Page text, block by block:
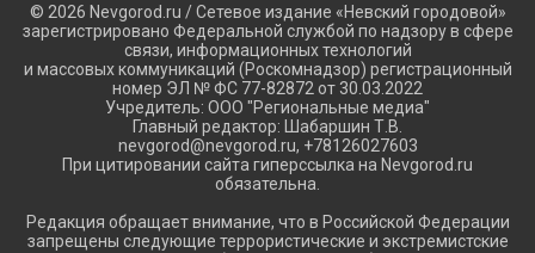
© 2026 Nevgorod.ru / Сетевое издание «Невский городовой»
зарегистрировано Федеральной службой по надзору в сфере
связи, информационных технологий
и массовых коммуникаций (Роскомнадзор) регистрационный
номер ЭЛ № ФС 77-82872 от 30.03.2022
Учредитель: ООО "Региональные медиа"
Главный редактор: Шабаршин Т.В.
nevgorod@nevgorod.ru, +78126027603
При цитировании сайта гиперссылка на Nevgorod.ru
обязательна.
Редакция обращает внимание, что в Российской Федерации
запрещены следующие террористические и экстремистские